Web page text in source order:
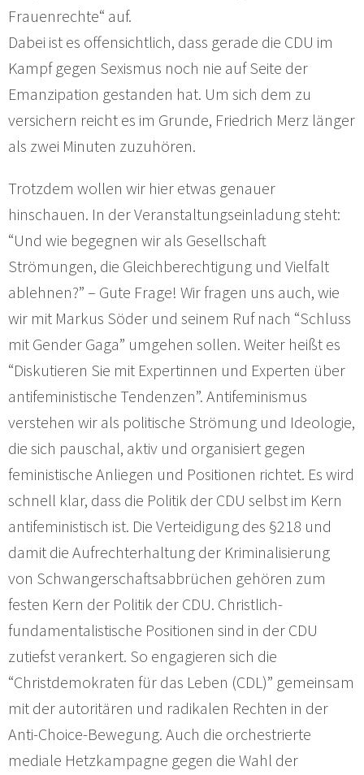
Frauenrechte“ auf.
Dabei ist es offensichtlich, dass gerade die CDU im
Kampf gegen Sexismus noch nie auf Seite der
Emanzipation gestanden hat. Um sich dem zu
versichern reicht es im Grunde, Friedrich Merz länger
als zwei Minuten zuzuhören.
Trotzdem wollen wir hier etwas genauer
hinschauen. In der Veranstaltungseinladung steht:
“Und wie begegnen wir als Gesellschaft
Strömungen, die Gleichberechtigung und Vielfalt
ablehnen?” – Gute Frage! Wir fragen uns auch, wie
wir mit Markus Söder und seinem Ruf nach “Schluss
mit Gender Gaga” umgehen sollen. Weiter heißt es
“Diskutieren Sie mit Expertinnen und Experten über
antifeministische Tendenzen”. Antifeminismus
verstehen wir als politische Strömung und Ideologie,
die sich pauschal, aktiv und organisiert gegen
feministische Anliegen und Positionen richtet. Es wird
schnell klar, dass die Politik der CDU selbst im Kern
antifeministisch ist. Die Verteidigung des §218 und
damit die Aufrechterhaltung der Kriminalisierung
von Schwangerschaftsabbrüchen gehören zum
festen Kern der Politik der CDU. Christlich-
fundamentalistische Positionen sind in der CDU
zutiefst verankert. So engagieren sich die
“Christdemokraten für das Leben (CDL)” gemeinsam
mit der autoritären und radikalen Rechten in der
Anti-Choice-Bewegung. Auch die orchestrierte
mediale Hetzkampagne gegen die Wahl der